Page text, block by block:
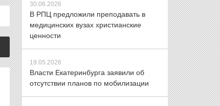
30.06.2026
В РПЦ предложили преподавать в
медицинских вузах христианские
ценности
19.05.2026
Власти Екатеринбурга заявили об
отсутствии планов по мобилизации